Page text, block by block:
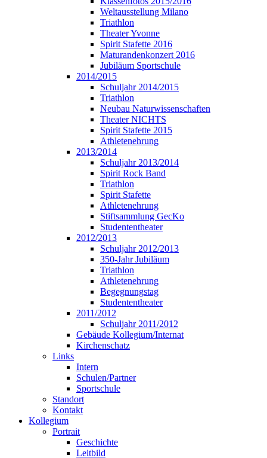
Weltausstellung Milano
Triathlon
Theater Yvonne
Spirit Stafette 2016
Maturandenkonzert 2016
Jubiläum Sportschule
2014/2015
Schuljahr 2014/2015
Triathlon
Neubau Naturwissenschaften
Theater NICHTS
Spirit Stafette 2015
Athletenehrung
2013/2014
Schuljahr 2013/2014
Spirit Rock Band
Triathlon
Spirit Stafette
Athletenehrung
Stiftsammlung GecKo
Studententheater
2012/2013
Schuljahr 2012/2013
350-Jahr Jubiläum
Triathlon
Athletenehrung
Begegnungstag
Studententheater
2011/2012
Schuljahr 2011/2012
Gebäude Kollegium/Internat
Kirchenschatz
Links
Intern
Schulen/Partner
Sportschule
Standort
Kontakt
Kollegium
Portrait
Geschichte
Leitbild